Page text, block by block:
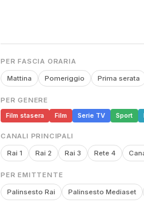
PER FASCIA ORARIA
Mattina Pomeriggio Prima serata
PER GENERE
Film stasera
Film Serie TV Sport
CANALI PRINCIPALI
Rai 1 Rai 2 Rai 3 Rete 4
PER EMITTENTE
Palinsesto Rai Palinsesto Mediaset